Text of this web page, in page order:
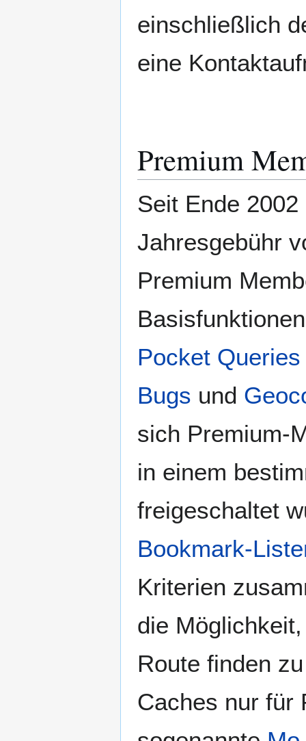
einschließlich
eine
Premium
Seit Ende
Jahresgebühr
Premium
Pocket Queries
Bugs und
sich Premium-
in einem
freigeschaltet
Bookmark-
Kriterien
die
Route finden
Caches nur für